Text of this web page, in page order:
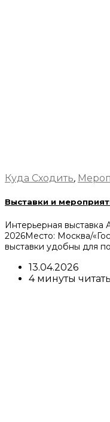
Куда Сходить,
Выставки и
Интерьерная
2026Место: Москва/
выставки удобны для
13.04.2026
4 минуты читать